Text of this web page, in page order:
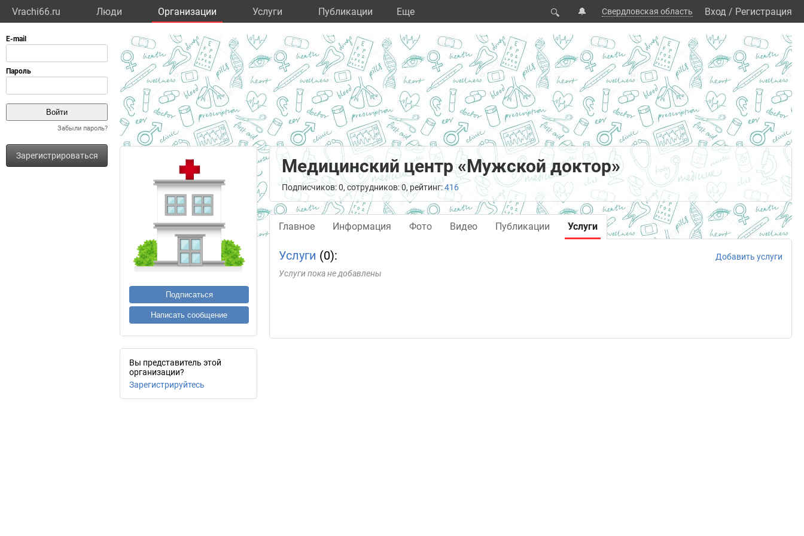
Vrachi66.ru Люди Организации Услуги Публикации Eще 🔍 🔔 Свердловская область Вход / Регистрация
Забыли пароль?
Зарегистрироваться
Подписаться
Написать сообщение
Вы представитель этой
организации?
Зарегистрируйтесь
Медицинский центр «Мужской доктор»
Подписчиков: 0, сотрудников: 0, рейтинг:416
Главное Информация Фото Видео Публикации Услуги
Услуги (0):
Добавить услуги
Услуги пока не добавлены